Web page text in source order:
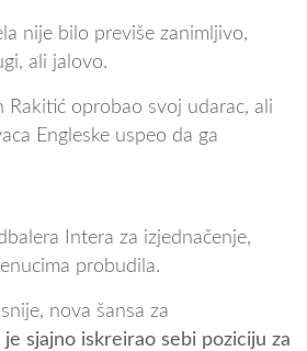
nije bilo previše zanimljivo,
ali jalovo.
Rakitić oprobao svoj udarac, ali
Engleske uspeo da ga
Intera za izjednačenje,
probudila.
nova šansa za
sjajno iskreirao sebi poziciju za